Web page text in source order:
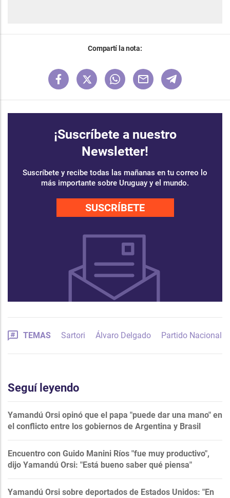
Compartí la nota:
¡Suscríbete a nuestro
Newsletter!
Suscríbete y recibe todas las mañanas en tu correo lo
más importante sobre Uruguay y el mundo.
SUSCRÍBETE
TEMAS Sartori Álvaro Delgado Partido Nacional
Seguí leyendo
Yamandú Orsi opinó que el papa "puede dar una mano" en
el conflicto entre los gobiernos de Argentina y Brasil
Encuentro con Guido Manini Ríos "fue muy productivo",
dijo Yamandú Orsi: "Está bueno saber qué piensa"
Yamandú Orsi sobre deportados de Estados Unidos: "En